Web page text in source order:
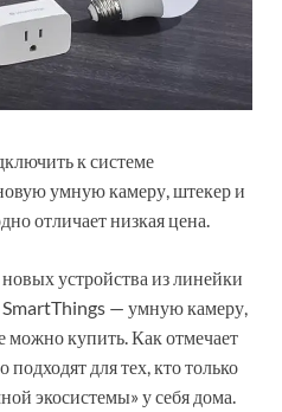
к системе
умную камеру, штекер и
отличает низкая цена.
устройства из линейки
SmartThings — умную камеру,
можно купить. Как отмечает
для тех, кто только
экосистемы» у себя дома.